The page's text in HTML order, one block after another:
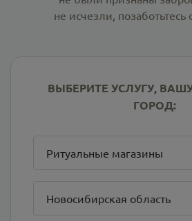
не исчезли, позаботьтесь
ВЫБЕРИТЕ УСЛУГУ,
ГОРОД:
Ритуальные магазины
Новосибирская область